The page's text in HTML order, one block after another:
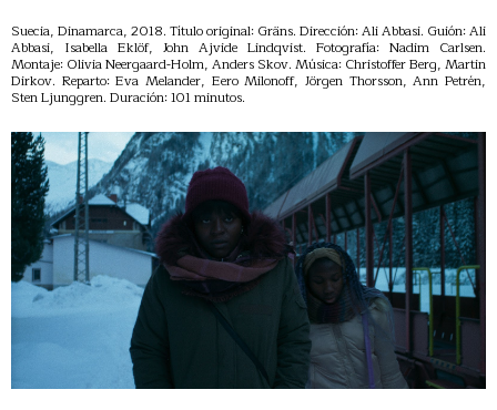
Suecia, Dinamarca, 2018. Título original: Gräns. Dirección: Ali Abbasi. Guión: Ali
Abbasi, Isabella Eklöf, John Ajvide Lindqvist. Fotografía: Nadim Carlsen.
Montaje: Olivia Neergaard-Holm, Anders Skov. Música: Christoffer Berg, Martin
Dirkov. Reparto: Eva Melander, Eero Milonoff, Jörgen Thorsson, Ann Petrén,
Sten Ljunggren. Duración: 101 minutos.